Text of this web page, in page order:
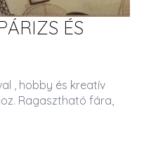
ÉS
, hobby és kreatív
Ragasztható fára,